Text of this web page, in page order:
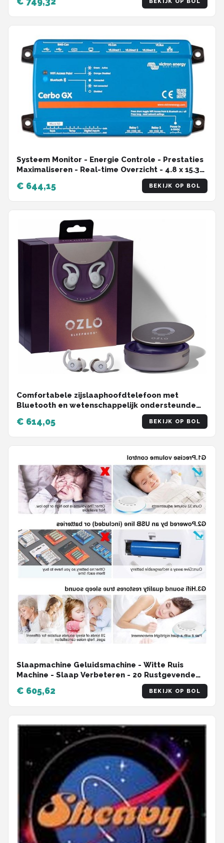
BEKIJK OP BOL
Systeem Monitor - Energie Controle - Prestaties
Maximaliseren - Real-time Overzicht - 4.8 x 15.39
€ 644,15 BEKIJK OP BOL
Comfortabele zijslaaphoofdtelefoon met
Bluetooth en wetenschappelijk ondersteunde
€ 614,05 BEKIJK OP BOL
Slaapmachine Geluidsmachine - Witte Ruis
Machine - Slaap Verbeteren - 20 Rustgevende
€ 605,62 BEKIJK OP BOL